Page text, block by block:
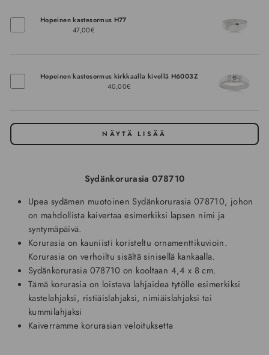
Hopeinen kastesormus H77
47,00€
Hopeinen kastesormus kirkkaalla kivellä H6003Z
40,00€
NÄYTÄ LISÄÄ
Sydänkorurasia 078710
Upea sydämen muotoinen Sydänkorurasia 078710, johon
on mahdollista kaivertaa esimerkiksi lapsen nimi ja
syntymäpäivä.
Korurasia on kauniisti koristeltu ornamenttikuvioin.
Korurasia on verhoiltu sisältä sinisellä kankaalla.
Sydänkorurasia 078710 on kooltaan 4,4 x 8 cm.
Tämä korurasia on loistava lahjaidea tytölle esimerkiksi
kastelahjaksi, ristiäislahjaksi, nimiäislahjaksi tai
kummilahjaksi
Kaiverramme korurasian veloituksetta